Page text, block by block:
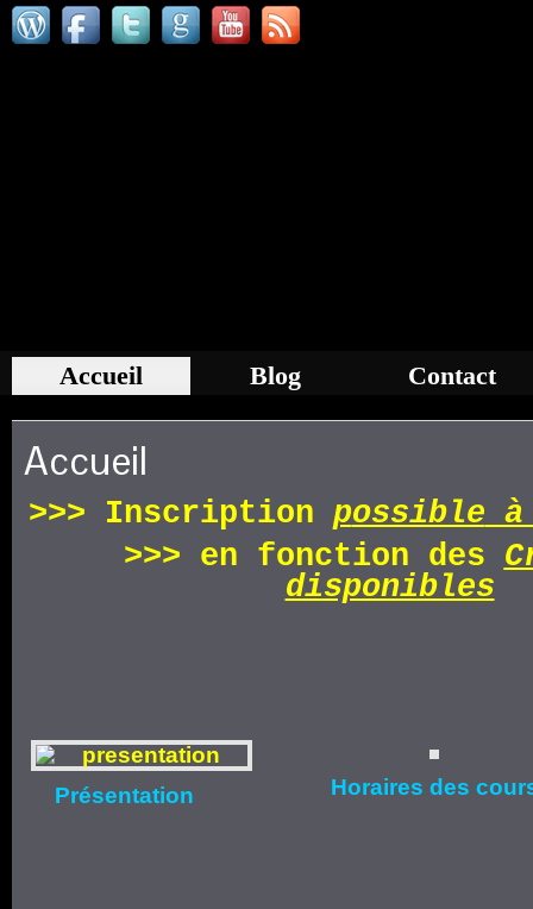
Accueil Blog Contact
Accueil
>>> Inscription possible à
>>> en fonction des
disponibles
Présentation Horaires des